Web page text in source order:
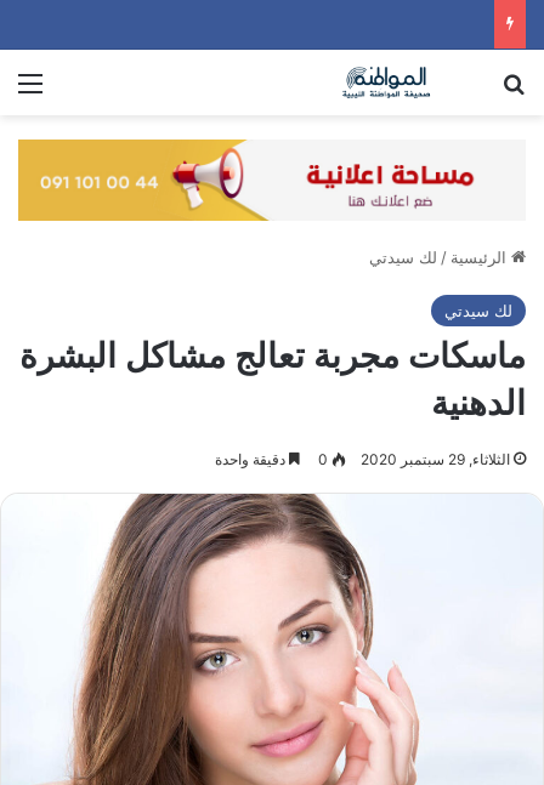
الرئيسية / لك سيدتي
لك سيدتي
ماسكات مجربة تعالج مشاكل البشرة
الدهنية
الثلاثاء, 29 سبتمبر 2020 0 دقيقة واحدة